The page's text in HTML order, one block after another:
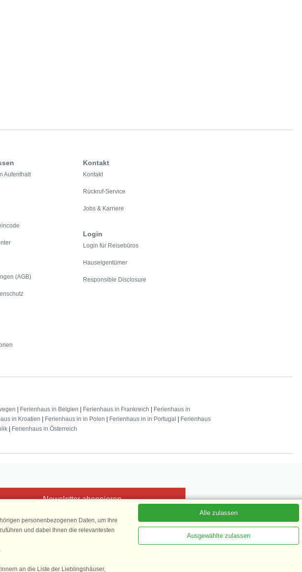
Aufenthalt
(AGB)
Kontakt
Kontakt
Rückruf-Service
Jobs & Karriere
Login
Login für Reisebüros
Hauseigentümer
Responsible Disclosure
Ferienhaus in Belgien Ferienhaus in Frankreich
Ferienhaus in
in Kroatien Ferienhaus in in Polen Ferienhaus in in Portugal
Ferienhaus
Ferienhaus in Österreich
Newsletter abonnieren
personenbezogenen Daten, um Ihre
und dabei Ihnen die relevantesten
an die Liste der Lieblingshäuser,
Alle zulassen
Ausgewählte zulassen